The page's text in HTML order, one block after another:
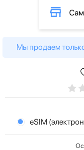
Мы продаем
eSIM